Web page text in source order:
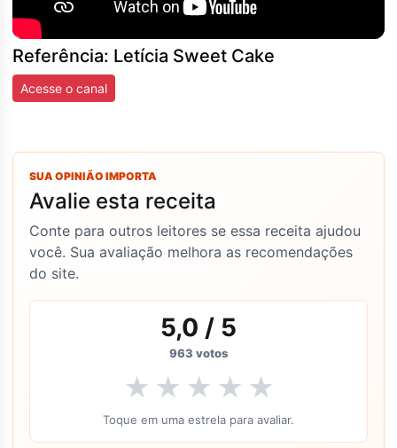
Referência: Letícia Sweet Cake
Acesse o canal
SUA OPINIÃO IMPORTA
Avalie esta receita
Conte para outros leitores se essa receita ajudou
você. Sua avaliação melhora as recomendações
do site.
5,0 / 5
963 votos
★ ★ ★ ★ ★
Toque em uma estrela para avaliar.